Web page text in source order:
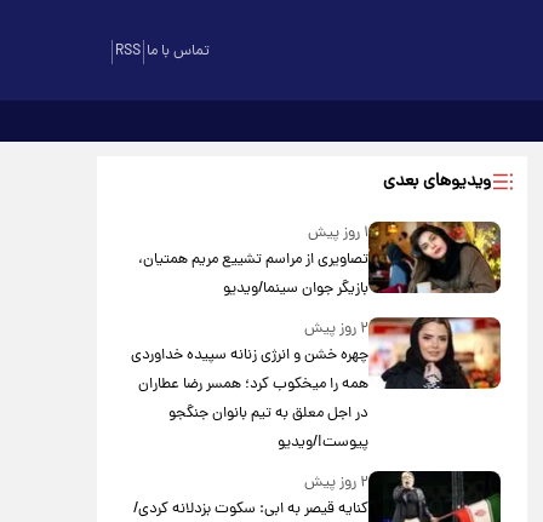
RSS تماس با ما
ویدیوهای بعدی
۱ روز پیش
تصاویری از مراسم تشییع مریم همتیان،
بازیگر جوان سینما/ویدیو
۲ روز پیش
چهره خشن و انرژی زنانه سپیده خداوردی
همه را میخکوب کرد؛ همسر رضا عطاران
در اجل معلق به تیم بانوان جنگجو
پیوست!/ویدیو
۲ روز پیش
کنایه قیصر به ابی: سکوت بزدلانه کردی/